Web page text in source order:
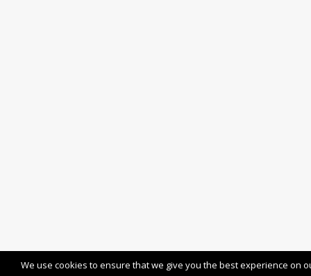
We use cookies to ensure that we give you the best experience on